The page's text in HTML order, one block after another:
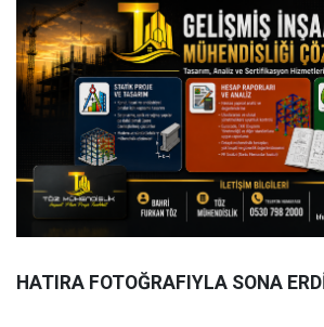
HATIRA FOTOĞRAFIYLA SONA